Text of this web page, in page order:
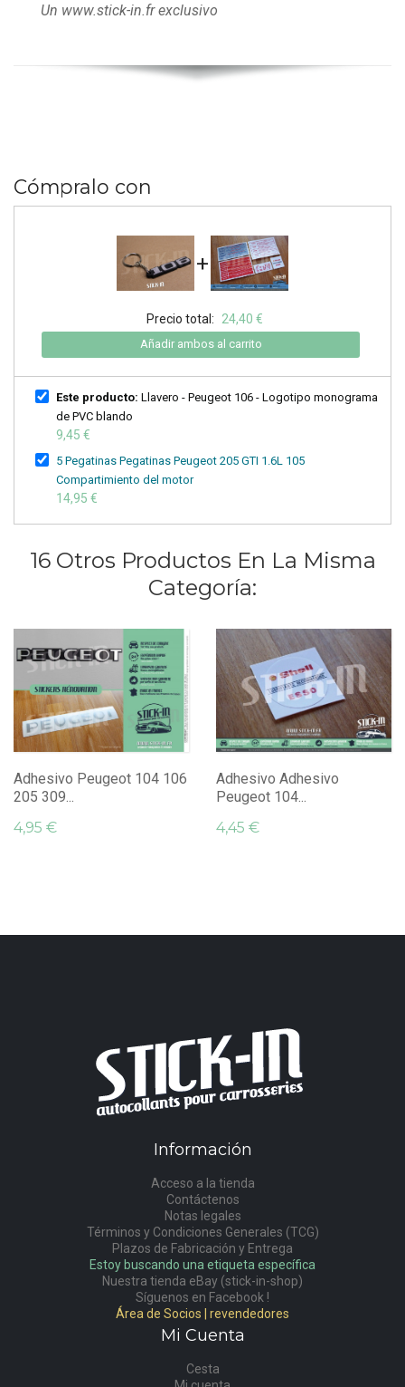
Un www.stick-in.fr exclusivo
Cómpralo con
+
Precio total: 24,40 €
Añadir ambos al carrito
Este producto: Llavero - Peugeot 106 - Logotipo monograma
de PVC blando
9,45 €
5 Pegatinas Pegatinas Peugeot 205 GTI 1.6L 105
Compartimiento del motor
14,95 €
16 Otros Productos En La Misma
Categoría:
Adhesivo Peugeot 104 106
205 309...
4,95 €
Adhesivo Adhesivo
Peugeot 104...
4,45 €
Información
Acceso a la tienda
Contáctenos
Notas legales
Términos y Condiciones Generales (TCG)
Plazos de Fabricación y Entrega
Estoy buscando una etiqueta específica
Nuestra tienda eBay (stick-in-shop)
Síguenos en Facebook !
Área de Socios | revendedores
Mi Cuenta
Cesta